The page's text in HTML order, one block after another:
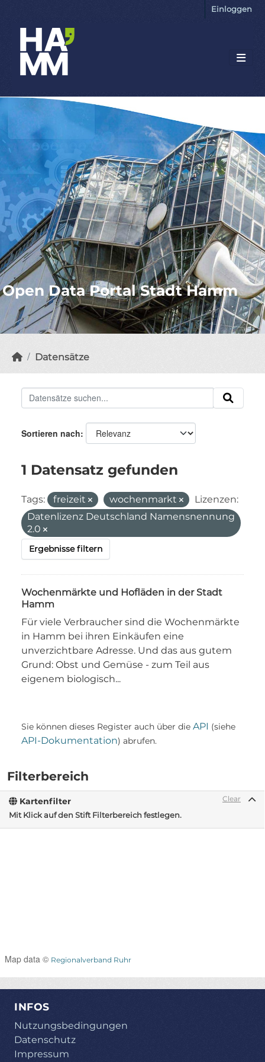
Einloggen
Open Data Portal Stadt Hamm
Datensätze
Filterbereich
Clear
Kartenfilter
Mit Klick auf den Stift Filterbereich festlegen.
Map data © Regionalverband Ruhr
Sortieren nach
1 Datensatz gefunden
Tags: freizeit wochenmarkt
Lizenzen:
Datenlizenz Deutschland Namensnennung
2.0
Ergebnisse filtern
Wochenmärkte und Hofläden in der Stadt
Hamm
Für viele Verbraucher sind die Wochenmärkte
in Hamm bei ihren Einkäufen eine
unverzichtbare Adresse. Und das aus gutem
Grund: Obst und Gemüse - zum Teil aus
eigenem biologisch...
Sie können dieses Register auch über die API (siehe
API-Dokumentation) abrufen.
INFOS
Nutzungsbedingungen
Datenschutz
Impressum